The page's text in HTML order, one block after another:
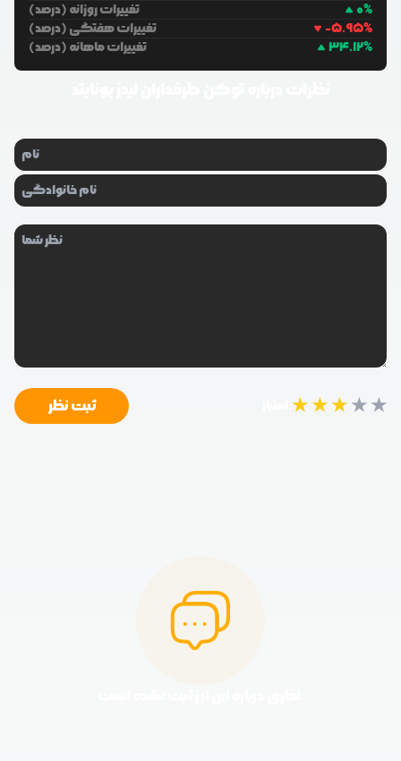
تغییرات روزانه (درصد)
0%
تغییرات هفتگی (درصد)
-5.95%
تغییرات ماهانه (درصد)
34.12%
★★★★★ ثبت نظر